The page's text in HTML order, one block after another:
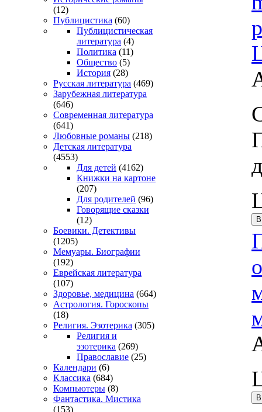
(12)
Публицистика (60)
Публицистическая
литература (4)
Политика (11)
Общество (5)
История (28)
Русская литература (469)
Зарубежная литература
(646)
Современная литература
(641)
Любовные романы (218)
Детская литература
(4553)
Для детей (4162)
Книжки на картоне
(207)
Для родителей (96)
Говорящие сказки
(12)
Боевики. Детективы
(1205)
Мемуары. Биографии
(192)
Еврейская литература
(107)
Здоровье, медицина (664)
Астрология. Гороскопы
(18)
Религия. Эзотерика (305)
Религия и
эзотерика (269)
Православие (25)
Календари (6)
Классика (684)
Компьютеры (8)
Фантастика. Мистика
(153)